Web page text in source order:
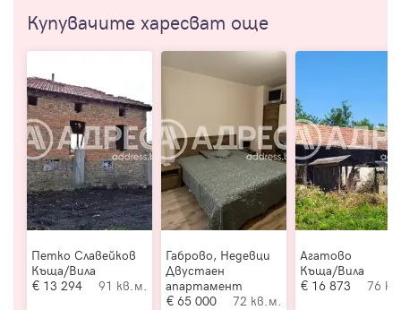
Купувачите харесват още
Петко Славейков
Къща/Вила
13 294
91 кв.м.
Габрово, Недевци
Двустаен
апартамент
65 000
72 кв.м.
Агатово
Къща/Вила
16 873
76